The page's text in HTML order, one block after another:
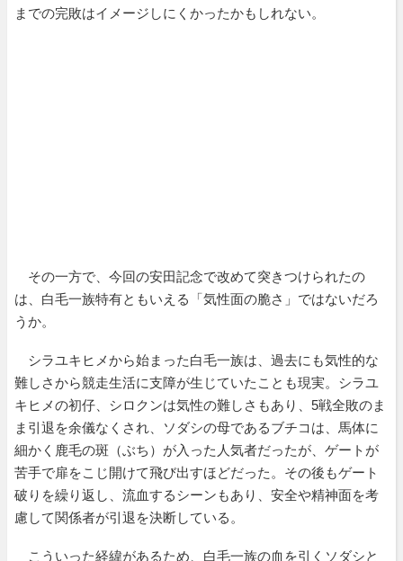
までの完敗はイメージしにくかったかもしれない。
その一方で、今回の安田記念で改めて突きつけられたの
は、白毛一族特有ともいえる「気性面の脆さ」ではないだろ
うか。
シラユキヒメから始まった白毛一族は、過去にも気性的な
難しさから競走生活に支障が生じていたことも現実。シラユ
キヒメの初仔、シロクンは気性の難しさもあり、5戦全敗のま
ま引退を余儀なくされ、ソダシの母であるブチコは、馬体に
細かく鹿毛の斑（ぶち）が入った人気者だったが、ゲートが
苦手で扉をこじ開けて飛び出すほどだった。その後もゲート
破りを繰り返し、流血するシーンもあり、安全や精神面を考
慮して関係者が引退を決断している。
こういった経緯があるため、白毛一族の血を引くソダシと